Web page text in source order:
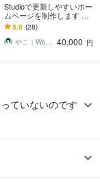
Studioで更新しやすいホー
ムページを制作します 中
小企業様、小さなお店・
個人事業のための 伝わる
ホームページ
5.0 (28)
やこ｜Web制作｜Studio専門 40,000 円
ていないのです